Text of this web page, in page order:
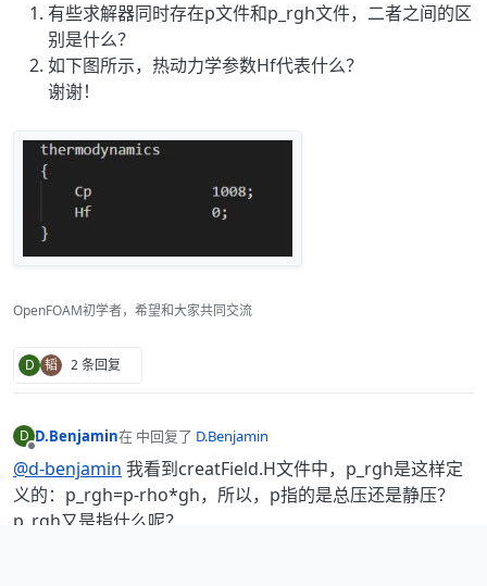
有些求解器同时存在p文件和p_rgh文件，二者之间的区
别是什么？
如下图所示，热动力学参数Hf代表什么？
谢谢！
OpenFOAM初学者，希望和大家共同交流
D 韬 2 条回复
D D.Benjamin在 中回复了 D.Benjamin
最后由 编辑
@d-benjamin 我看到creatField.H文件中，p_rgh是这样定
义的：p_rgh=p-rho*gh，所以，p指的是总压还是静压？
p_rgh又是指什么呢？